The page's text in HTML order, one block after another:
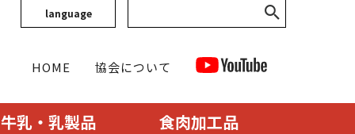
language
HOME 協会について
牛乳・乳製品 食肉加工品